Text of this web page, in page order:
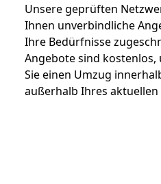
Unsere geprüften
Ihnen unverbindliche
Ihre Bedürfnisse
Angebote sind
Sie einen Umzug
außerhalb Ihres